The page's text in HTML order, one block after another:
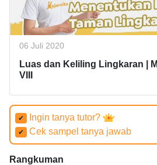
06 Juli 2020
Luas dan Keliling Lingkaran |
VIII
✔ Ingin tanya tutor?
✔ Cek sampel tanya jawab
Rangkuman